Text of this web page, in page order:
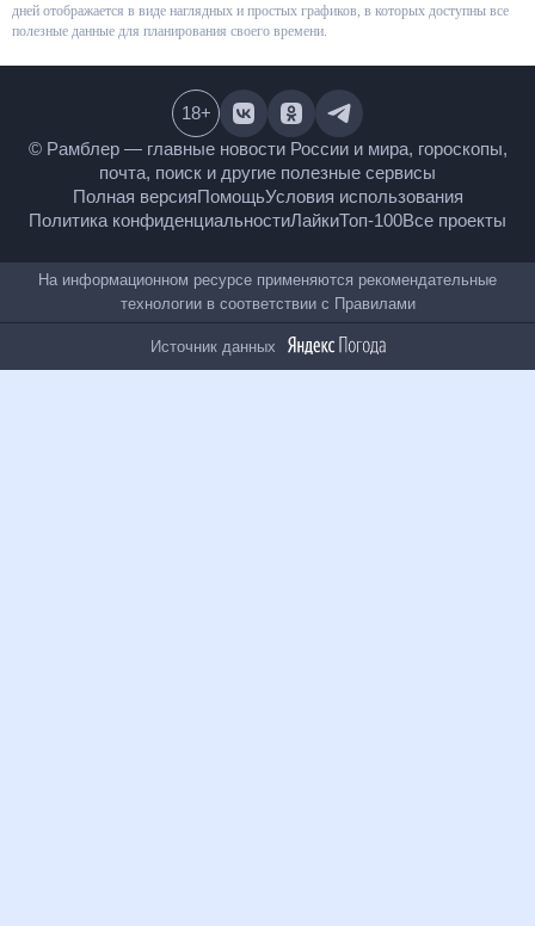
многое другое. Погода в Сермиде, Италия, на 10 дней отображается в
виде наглядных и простых графиков, в которых доступны все полезные
© Рамблер — главные новости России и мира,
гороскопы, почта, поиск и другие полезные сервисы
Полная версияПомощьУсловия использования
Все проекты
18+
На информационном ресурсе применяются
рекомендательные технологии в соответствии с